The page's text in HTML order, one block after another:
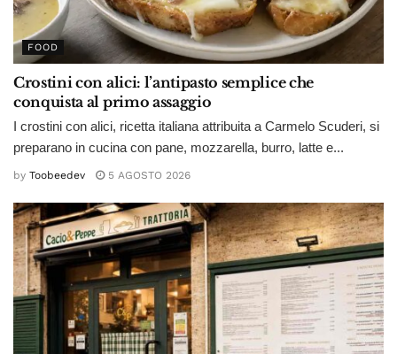
FOOD
Crostini con alici: l’antipasto semplice che
conquista al primo assaggio
I crostini con alici, ricetta italiana attribuita a Carmelo Scuderi, si
preparano in cucina con pane, mozzarella, burro, latte e...
by Toobeedev 5 AGOSTO 2026